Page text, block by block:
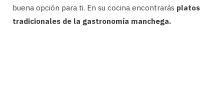
buena opción para ti. En su cocina encontrarás platos
tradicionales de la gastronomía manchega.